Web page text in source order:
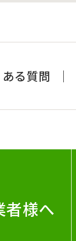
る質問
者様へ